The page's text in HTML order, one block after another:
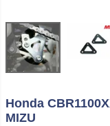
Honda
MIZU